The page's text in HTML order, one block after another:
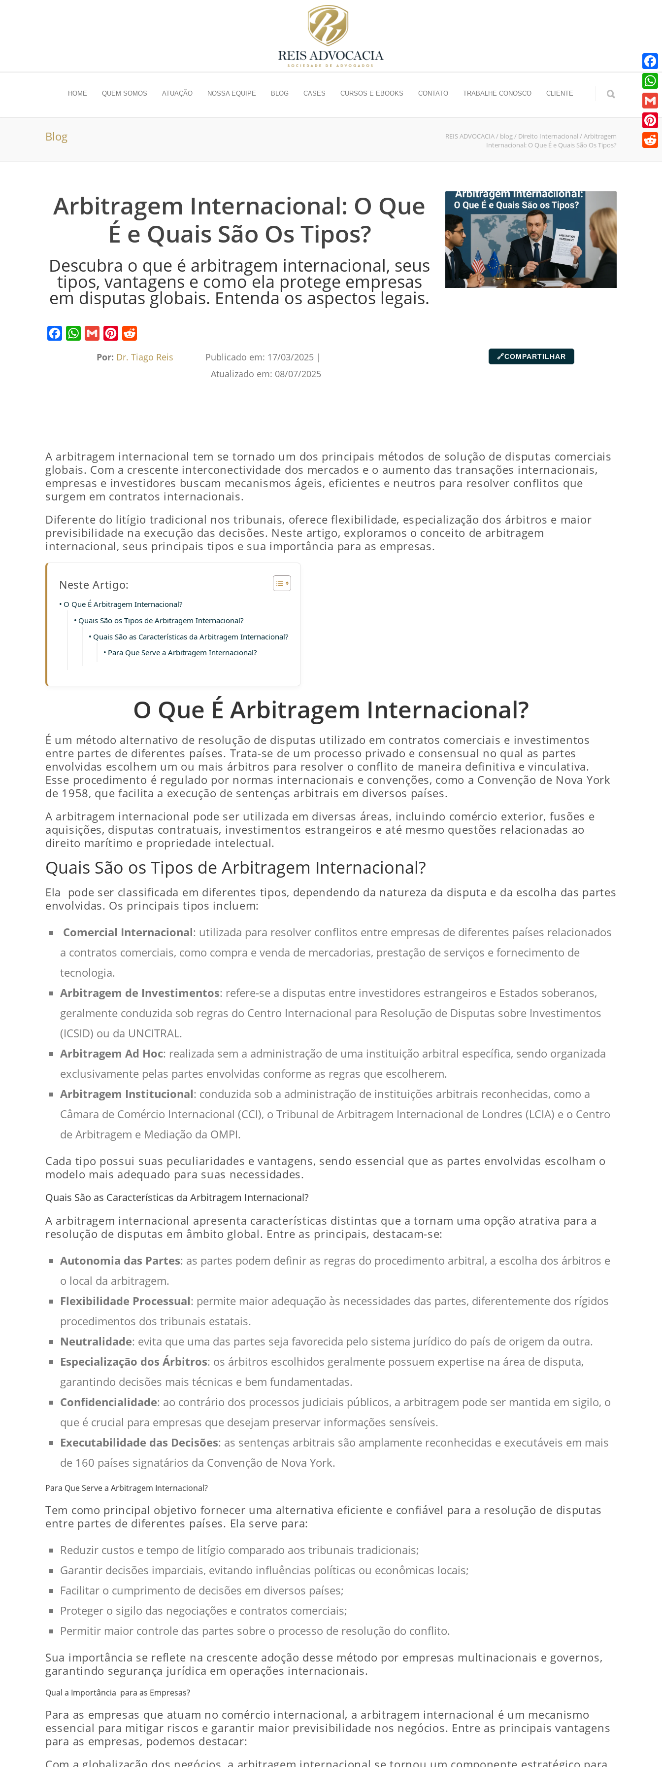
HOME QUEM SOMOS ATUAÇÃO NOSSA EQUIPE BLOG CASES CURSOS E EBOOKS CONTATO TRABALHE CONOSCO CLIENTE
Blog REIS ADVOCACIA/ blog/ Direito Internacional /Arbitragem
Internacional: O Que É e Quais São Os Tipos?
Arbitragem Internacional: O Que
É e Quais São Os Tipos?
Descubra o que é arbitragem internacional, seus
tipos, vantagens e como ela protege empresas
em disputas globais. Entenda os aspectos legais.
Por: Dr. Tiago Reis Publicado em: 17/03/2025 |
Atualizado em: 08/07/2025
🔗COMPARTILHAR
A arbitragem internacional tem se tornado um dos principais métodos de solução de disputas comerciais
globais. Com a crescente interconectividade dos mercados e o aumento das transações internacionais,
empresas e investidores buscam mecanismos ágeis, eficientes e neutros para resolver conflitos que
surgem em contratos internacionais.
Diferente do litígio tradicional nos tribunais, oferece flexibilidade, especialização dos árbitros e maior
previsibilidade na execução das decisões. Neste artigo, exploramos o conceito de arbitragem
internacional, seus principais tipos e sua importância para as empresas.
Neste Artigo:
O Que É Arbitragem Internacional?
Quais São os Tipos de Arbitragem Internacional?
Quais São as Características da Arbitragem Internacional?
Para Que Serve a Arbitragem Internacional?
O Que É Arbitragem Internacional?
É um método alternativo de resolução de disputas utilizado em contratos comerciais e investimentos
entre partes de diferentes países. Trata-se de um processo privado e consensual no qual as partes
envolvidas escolhem um ou mais árbitros para resolver o conflito de maneira definitiva e vinculativa.
Esse procedimento é regulado por normas internacionais e convenções, como a Convenção de Nova York
de 1958, que facilita a execução de sentenças arbitrais em diversos países.
A arbitragem internacional pode ser utilizada em diversas áreas, incluindo comércio exterior, fusões e
aquisições, disputas contratuais, investimentos estrangeiros e até mesmo questões relacionadas ao
direito marítimo e propriedade intelectual.
Quais São os Tipos de Arbitragem Internacional?
Ela pode ser classificada em diferentes tipos, dependendo da natureza da disputa e da escolha das partes
envolvidas. Os principais tipos incluem:
Comercial Internacional: utilizada para resolver conflitos entre empresas de diferentes países relacionados
a contratos comerciais, como compra e venda de mercadorias, prestação de serviços e fornecimento de
tecnologia.
Arbitragem de Investimentos: refere-se a disputas entre investidores estrangeiros e Estados soberanos,
geralmente conduzida sob regras do Centro Internacional para Resolução de Disputas sobre Investimentos
(ICSID) ou da UNCITRAL.
Arbitragem Ad Hoc: realizada sem a administração de uma instituição arbitral específica, sendo organizada
exclusivamente pelas partes envolvidas conforme as regras que escolherem.
Arbitragem Institucional: conduzida sob a administração de instituições arbitrais reconhecidas, como a
Câmara de Comércio Internacional (CCI), o Tribunal de Arbitragem Internacional de Londres (LCIA) e o Centro
de Arbitragem e Mediação da OMPI.
Cada tipo possui suas peculiaridades e vantagens, sendo essencial que as partes envolvidas escolham o
modelo mais adequado para suas necessidades.
Quais São as Características da Arbitragem Internacional?
A arbitragem internacional apresenta características distintas que a tornam uma opção atrativa para a
resolução de disputas em âmbito global. Entre as principais, destacam-se:
Autonomia das Partes: as partes podem definir as regras do procedimento arbitral, a escolha dos árbitros e
o local da arbitragem.
Flexibilidade Processual: permite maior adequação às necessidades das partes, diferentemente dos rígidos
procedimentos dos tribunais estatais.
Neutralidade: evita que uma das partes seja favorecida pelo sistema jurídico do país de origem da outra.
Especialização dos Árbitros: os árbitros escolhidos geralmente possuem expertise na área de disputa,
garantindo decisões mais técnicas e bem fundamentadas.
Confidencialidade: ao contrário dos processos judiciais públicos, a arbitragem pode ser mantida em sigilo, o
que é crucial para empresas que desejam preservar informações sensíveis.
Executabilidade das Decisões: as sentenças arbitrais são amplamente reconhecidas e executáveis em mais
de 160 países signatários da Convenção de Nova York.
Para Que Serve a Arbitragem Internacional?
Tem como principal objetivo fornecer uma alternativa eficiente e confiável para a resolução de disputas
entre partes de diferentes países. Ela serve para:
Reduzir custos e tempo de litígio comparado aos tribunais tradicionais;
Garantir decisões imparciais, evitando influências políticas ou econômicas locais;
Facilitar o cumprimento de decisões em diversos países;
Proteger o sigilo das negociações e contratos comerciais;
Permitir maior controle das partes sobre o processo de resolução do conflito.
Sua importância se reflete na crescente adoção desse método por empresas multinacionais e governos,
garantindo segurança jurídica em operações internacionais.
Qual a Importância para as Empresas?
Para as empresas que atuam no comércio internacional, a arbitragem internacional é um mecanismo
essencial para mitigar riscos e garantir maior previsibilidade nos negócios. Entre as principais vantagens
para as empresas, podemos destacar:
Gmail